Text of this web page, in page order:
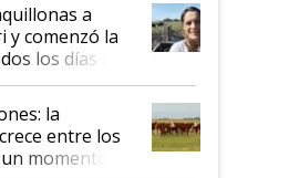
a
y comenzó la
los días le
la
entre los
momento